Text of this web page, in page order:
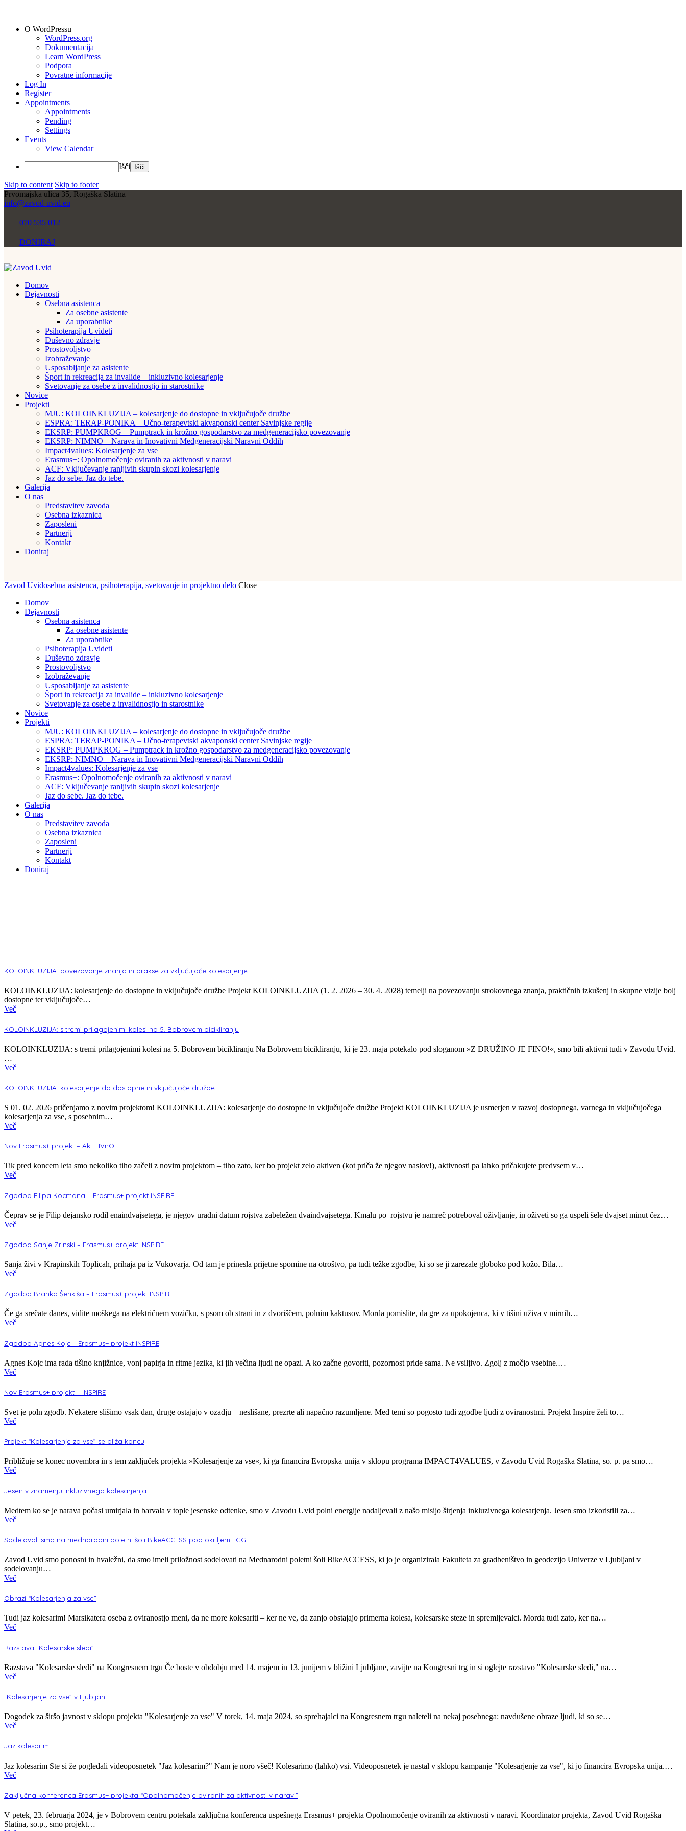
O WordPressu
WordPress.org
Dokumentacija
Learn WordPress
Podpora
Povratne informacije
Log In
Register
Appointments
Appointments
Pending
Settings
Events
View Calendar
Išči
Skip to content Skip to footer
Prvomajska ulica 35, Rogaška Slatina
info@zavod-uvid.eu
070 535 012
DONIRAJ
Domov
Dejavnosti
Osebna asistenca
Za osebne asistente
Za uporabnike
Psihoterapija Uvideti
Duševno zdravje
Prostovoljstvo
Izobraževanje
Usposabljanje za asistente
Šport in rekreacija za invalide – inkluzivno kolesarjenje
Svetovanje za osebe z invalidnostjo in starostnike
Novice
Projekti
MJU: KOLOINKLUZIJA – kolesarjenje do dostopne in vključujoče družbe
ESPRA: TERAP-PONIKA – Učno-terapevtski akvaponski center Savinjske regije
EKSRP: PUMPKROG – Pumptrack in krožno gospodarstvo za medgeneracijsko povezovanje
EKSRP: NIMNO – Narava in Inovativni Medgeneracijski Naravni Oddih
Impact4values: Kolesarjenje za vse
Erasmus+: Opolnomočenje oviranih za aktivnosti v naravi
ACF: Vključevanje ranljivih skupin skozi kolesarjenje
Jaz do sebe. Jaz do tebe.
Galerija
O nas
Predstavitev zavoda
Osebna izkaznica
Zaposleni
Partnerji
Kontakt
Doniraj
Zavod Uvidosebna asistenca, psihoterapija, svetovanje in projektno delo Close
Domov
Dejavnosti
Osebna asistenca
Za osebne asistente
Za uporabnike
Psihoterapija Uvideti
Duševno zdravje
Prostovoljstvo
Izobraževanje
Usposabljanje za asistente
Šport in rekreacija za invalide – inkluzivno kolesarjenje
Svetovanje za osebe z invalidnostjo in starostnike
Novice
Projekti
MJU: KOLOINKLUZIJA – kolesarjenje do dostopne in vključujoče družbe
ESPRA: TERAP-PONIKA – Učno-terapevtski akvaponski center Savinjske regije
EKSRP: PUMPKROG – Pumptrack in krožno gospodarstvo za medgeneracijsko povezovanje
EKSRP: NIMNO – Narava in Inovativni Medgeneracijski Naravni Oddih
Impact4values: Kolesarjenje za vse
Erasmus+: Opolnomočenje oviranih za aktivnosti v naravi
ACF: Vključevanje ranljivih skupin skozi kolesarjenje
Jaz do sebe. Jaz do tebe.
Galerija
O nas
Predstavitev zavoda
Osebna izkaznica
Zaposleni
Partnerji
Kontakt
Doniraj
KOLOINKLUZIJA: povezovanje znanja in prakse za vključujoče kolesarjenje
KOLOINKLUZIJA: kolesarjenje do dostopne in vključujoče družbe Projekt KOLOINKLUZIJA (1. 2. 2026 – 30. 4. 2028) temelji na povezovanju strokovnega znanja, praktičnih izkušenj in skupne vizije bolj
dostopne ter vključujoče…
Več
KOLOINKLUZIJA: s tremi prilagojenimi kolesi na 5. Bobrovem bicikliranju
KOLOINKLUZIJA: s tremi prilagojenimi kolesi na 5. Bobrovem bicikliranju Na Bobrovem bicikliranju, ki je 23. maja potekalo pod sloganom »Z DRUŽINO JE FINO!«, smo bili aktivni tudi v Zavodu Uvid.
…
Več
KOLOINKLUZIJA: kolesarjenje do dostopne in vključujoče družbe
S 01. 02. 2026 pričenjamo z novim projektom! KOLOINKLUZIJA: kolesarjenje do dostopne in vključujoče družbe Projekt KOLOINKLUZIJA je usmerjen v razvoj dostopnega, varnega in vključujočega
kolesarjenja za vse, s posebnim…
Več
Nov Erasmus+ projekt – AkTTIVnO
Tik pred koncem leta smo nekoliko tiho začeli z novim projektom – tiho zato, ker bo projekt zelo aktiven (kot priča že njegov naslov!), aktivnosti pa lahko pričakujete predvsem v…
Več
Zgodba Filipa Kocmana – Erasmus+ projekt INSPIRE
Čeprav se je Filip dejansko rodil enaindvajsetega, je njegov uradni datum rojstva zabeležen dvaindvajsetega. Kmalu po rojstvu je namreč potreboval oživljanje, in oživeti so ga uspeli šele dvajset minut čez…
Več
Zgodba Sanje Zrinski – Erasmus+ projekt INSPIRE
Sanja živi v Krapinskih Toplicah, prihaja pa iz Vukovarja. Od tam je prinesla prijetne spomine na otroštvo, pa tudi težke zgodbe, ki so se ji zarezale globoko pod kožo. Bila…
Več
Zgodba Branka Šenkiša – Erasmus+ projekt INSPIRE
Če ga srečate danes, vidite moškega na električnem vozičku, s psom ob strani in z dvoriščem, polnim kaktusov. Morda pomislite, da gre za upokojenca, ki v tišini uživa v mirnih…
Več
Zgodba Agnes Kojc – Erasmus+ projekt INSPIRE
Agnes Kojc ima rada tišino knjižnice, vonj papirja in ritme jezika, ki jih večina ljudi ne opazi. A ko začne govoriti, pozornost pride sama. Ne vsiljivo. Zgolj z močjo vsebine.…
Več
Nov Erasmus+ projekt – INSPIRE
Svet je poln zgodb. Nekatere slišimo vsak dan, druge ostajajo v ozadju – neslišane, prezrte ali napačno razumljene. Med temi so pogosto tudi zgodbe ljudi z oviranostmi. Projekt Inspire želi to…
Več
Projekt “Kolesarjenje za vse” se bliža koncu
Približuje se konec novembra in s tem zaključek projekta »Kolesarjenje za vse«, ki ga financira Evropska unija v sklopu programa IMPACT4VALUES, v Zavodu Uvid Rogaška Slatina, so. p. pa smo…
Več
Jesen v znamenju inkluzivnega kolesarjenja
Medtem ko se je narava počasi umirjala in barvala v tople jesenske odtenke, smo v Zavodu Uvid polni energije nadaljevali z našo misijo širjenja inkluzivnega kolesarjenja. Jesen smo izkoristili za…
Več
Sodelovali smo na mednarodni poletni šoli BikeACCESS pod okriljem FGG
Zavod Uvid smo ponosni in hvaležni, da smo imeli priložnost sodelovati na Mednarodni poletni šoli BikeACCESS, ki jo je organizirala Fakulteta za gradbeništvo in geodezijo Univerze v Ljubljani v
sodelovanju…
Več
Obrazi “Kolesarjenja za vse”
Tudi jaz kolesarim! Marsikatera oseba z oviranostjo meni, da ne more kolesariti – ker ne ve, da zanjo obstajajo primerna kolesa, kolesarske steze in spremljevalci. Morda tudi zato, ker na…
Več
Razstava “Kolesarske sledi”
Razstava "Kolesarske sledi" na Kongresnem trgu Če boste v obdobju med 14. majem in 13. junijem v bližini Ljubljane, zavijte na Kongresni trg in si oglejte razstavo "Kolesarske sledi," na…
Več
“Kolesarjenje za vse” v Ljubljani
Dogodek za širšo javnost v sklopu projekta "Kolesarjenje za vse" V torek, 14. maja 2024, so sprehajalci na Kongresnem trgu naleteli na nekaj posebnega: navdušene obraze ljudi, ki so se…
Več
Jaz kolesarim!
Jaz kolesarim Ste si že pogledali videoposnetek "Jaz kolesarim?" Nam je noro všeč! Kolesarimo (lahko) vsi. Videoposnetek je nastal v sklopu kampanje "Kolesarjenje za vse", ki jo financira Evropska unija.…
Več
Zaključna konferenca Erasmus+ projekta “Opolnomočenje oviranih za aktivnosti v naravi”
V petek, 23. februarja 2024, je v Bobrovem centru potekala zaključna konferenca uspešnega Erasmus+ projekta Opolnomočenje oviranih za aktivnosti v naravi. Koordinator projekta, Zavod Uvid Rogaška
Slatina, so.p., smo projekt…